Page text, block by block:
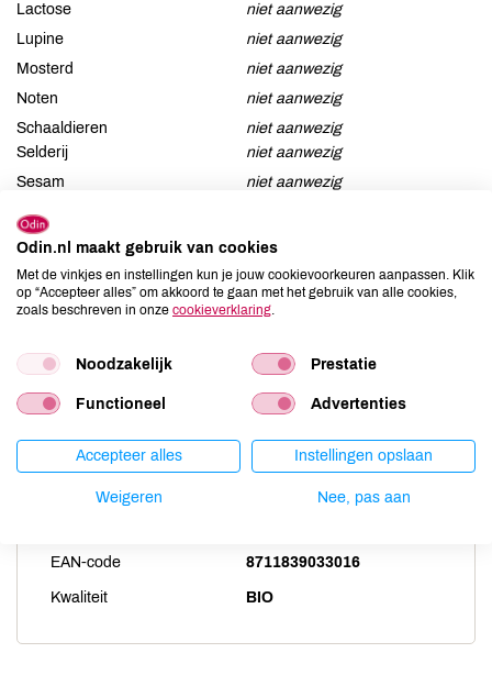
Lactose
niet aanwezig
Lupine
niet aanwezig
Mosterd
niet aanwezig
Noten
niet aanwezig
Schaaldieren
niet aanwezig
Selderij
niet aanwezig
Sesam
niet aanwezig
Soja
Vis
niet aanwezig
Weekdieren
niet aanwezig
Zwaveldioxide / sulfieten
niet aanwezig
Productspecificaties
Land van herkomst
Kiloprijs
EAN-code 8711839033016
Kwaliteit BIO
Odin.nl maakt gebruik van cookies
Met de vinkjes en instellingen kun je jouw cookievoorkeuren aanpassen. Klik
op “Accepteer alles” om akkoord te gaan met het gebruik van alle cookies,
zoals beschreven in onze cookieverklaring.
Noodzakelijk Prestatie
Functioneel Advertenties
Accepteer alles Instellingen opslaan
Weigeren Nee, pas aan